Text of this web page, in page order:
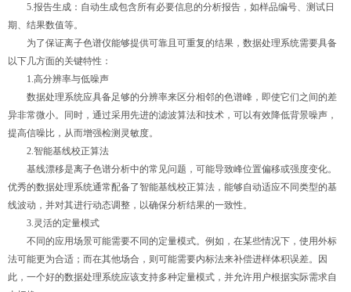
5.报告生成：自动生成包含所有必要信息的分析报告，如样品编号、测试日
期、结果数值等。
为了保证离子色谱仪能够提供可靠且可重复的结果，数据处理系统需要具备
以下几方面的关键特性：
1.高分辨率与低噪声
数据处理系统应具备足够的分辨率来区分相邻的色谱峰，即使它们之间的差
异非常微小。同时，通过采用先进的滤波算法和技术，可以有效降低背景噪声，
提高信噪比，从而增强检测灵敏度。
2.智能基线校正算法
基线漂移是离子色谱分析中的常见问题，可能导致峰位置偏移或强度变化。
优秀的数据处理系统通常配备了智能基线校正算法，能够自动适应不同类型的基
线波动，并对其进行动态调整，以确保分析结果的一致性。
3.灵活的定量模式
不同的应用场景可能需要不同的定量模式。例如，在某些情况下，使用外标
法可能更为合适；而在其他场合，则可能需要内标法来补偿进样体积误差。因
此，一个好的数据处理系统应该支持多种定量模式，并允许用户根据实际需求自